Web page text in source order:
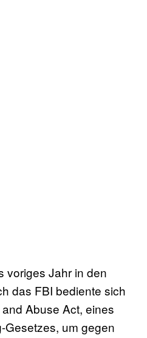
voriges Jahr in den
das FBI bediente sich
Abuse Act, eines
um gegen